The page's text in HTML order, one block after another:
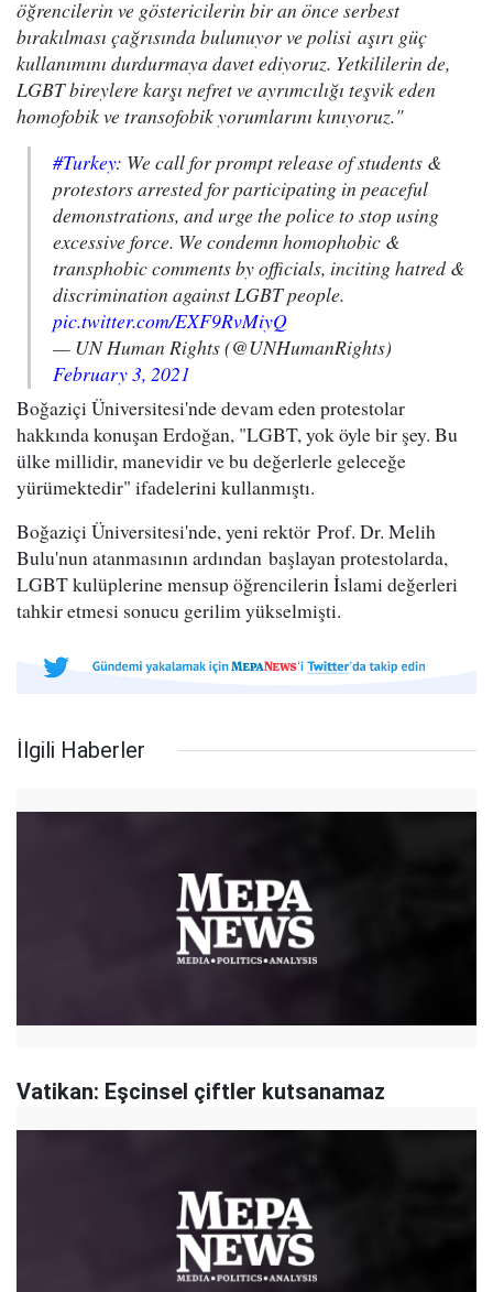
öğrencilerin ve göstericilerin bir an önce serbest
bırakılması çağrısında bulunuyor ve polisi aşırı güç
kullanımını durdurmaya davet ediyoruz. Yetkililerin de,
LGBT bireylere karşı nefret ve ayrımcılığı teşvik eden
homofobik ve transofobik yorumlarını kınıyoruz."
#Turkey: We call for prompt release of students &
protestors arrested for participating in peaceful
demonstrations, and urge the police to stop using
excessive force. We condemn homophobic &
transphobic comments by officials, inciting hatred &
discrimination against LGBT people.
pic.twitter.com/EXF9RvMiyQ
— UN Human Rights (@UNHumanRights)
February 3, 2021
Boğaziçi Üniversitesi'nde devam eden protestolar
hakkında konuşan Erdoğan, "LGBT, yok öyle bir şey. Bu
ülke millidir, manevidir ve bu değerlerle geleceğe
yürümektedir" ifadelerini kullanmıştı.
Boğaziçi Üniversitesi'nde, yeni rektör Prof. Dr. Melih
Bulu'nun atanmasının ardından başlayan protestolarda,
LGBT kulüplerine mensup öğrencilerin İslami değerleri
tahkir etmesi sonucu gerilim yükselmişti.
İlgili Haberler
Vatikan: Eşcinsel çiftler kutsanamaz